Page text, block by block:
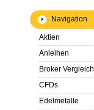
Navigation
Aktien
Anleihen
Broker Vergleich
CFDs
Edelmetalle